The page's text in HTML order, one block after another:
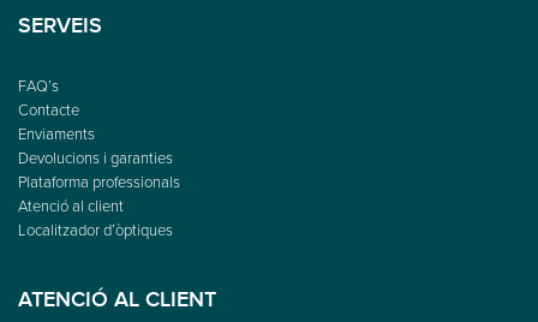
SERVEIS
FAQ’s
Contacte
Enviaments
Devolucions i garanties
Plataforma professionals
Atenció al client
Localitzador d’òptiques
ATENCIÓ AL CLIENT